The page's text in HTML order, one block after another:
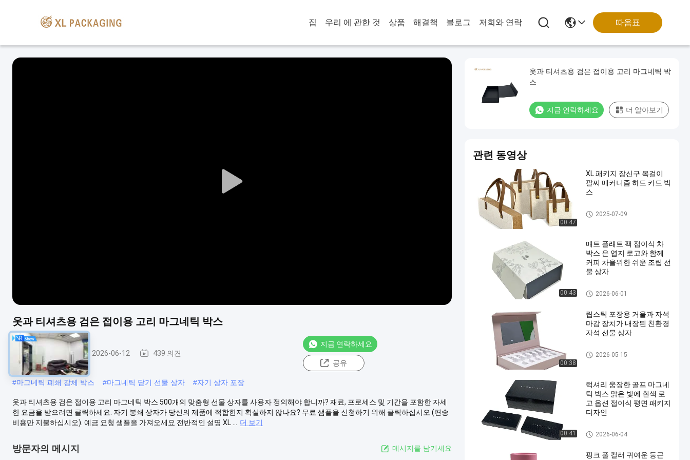
집 우리 에 관한 것 상품 해결책 블로그 저희와 연락 따옴표
Play
옷과 티셔츠용 검은 접이용 고리 마그네틱 박스
자석 마감 상자 2026-06-12 439 의견
지금 연락하세요
공유
#마그네틱 폐쇄 강체 박스 #마그네틱 닫기 선물 상자 #자기 상자 포장
옷과 티셔츠용 검은 접이용 고리 마그네틱 박스 500개의 맞춤형 선물 상자를 사용자 정의해야 합니까? 재료, 프로세스 및 기간을 포함한 자세
한 요금을 받으려면 클릭하세요. 자기 봉쇄 상자가 당신의 제품에 적합한지 확실하지 않나요? 무료 샘플을 신청하기 위해 클릭하십시오 (편송
비용만 지불하십시오). 예금 요청 샘플을 가져오세요 전반적인 설명 XL ...
더 보기
방문자의 메시지 메시지를 남기세요
옷과 티셔츠용 검은 접이용 고리 마그네틱 박
스
지금 연락하세요 더 알아보기
관련 동영상
00:47
XL 패키지 장신구 목걸이
팔찌 매커니즘 하드 카드 박
스
맞춤형 인쇄 포장 상자
2025-07-09
00:43
매트 플래트 팩 접이식 차
박스 은 엽지 로고와 함께
커피 차을위한 쉬운 조립 선
물 상자
접는 종이 상자
2026-06-01
00:38
립스틱 포장용 거울과 자석
마감 장치가 내장된 친환경
자석 선물 상자
자석 마감 상자
2026-05-15
00:41
럭셔리 웅장한 골프 마그네
틱 박스 맑은 빛에 흰색 로
고 옵션 접이식 평면 패키지
디자인
자석 마감 상자
2026-06-04
핑크 풀 컬러 귀여운 둥근